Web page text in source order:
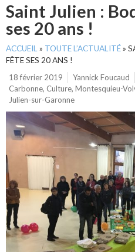
Saint Julien :
ses 20 ans !
ACCUEIL » TOUTE L’ACTUALITÉ»
FÊTE SES 20 ANS !
18 février 2019
Yannick Foucaud
Carbonne, Culture, Montesquieu-
Julien-sur-Garonne